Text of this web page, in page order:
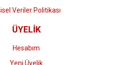
Veriler Politikası
ÜYELİK
Hesabım
Yeni Üyelik